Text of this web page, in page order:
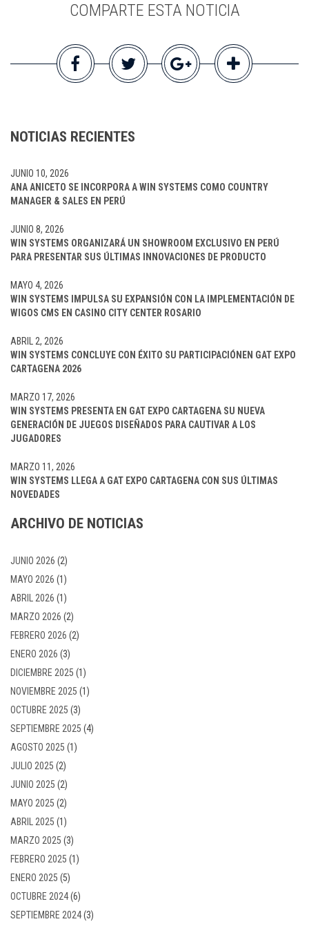
COMPARTE ESTA NOTICIA
NOTICIAS RECIENTES
ANA ANICETO SE INCORPORA A WIN SYSTEMS COMO COUNTRY
MANAGER & SALES EN PERÚ
JUNIO 10, 2026
WIN SYSTEMS ORGANIZARÁ UN SHOWROOM EXCLUSIVO EN PERÚ
PARA PRESENTAR SUS ÚLTIMAS INNOVACIONES DE PRODUCTO
JUNIO 8, 2026
WIN SYSTEMS IMPULSA SU EXPANSIÓN CON LA IMPLEMENTACIÓN DE
WIGOS CMS EN CASINO CITY CENTER ROSARIO
MAYO 4, 2026
WIN SYSTEMS CONCLUYE CON ÉXITO SU PARTICIPACIÓNEN GAT EXPO
CARTAGENA 2026
ABRIL 2, 2026
WIN SYSTEMS PRESENTA EN GAT EXPO CARTAGENA SU NUEVA
GENERACIÓN DE JUEGOS DISEÑADOS PARA CAUTIVAR A LOS
JUGADORES
MARZO 17, 2026
WIN SYSTEMS LLEGA A GAT EXPO CARTAGENA CON SUS ÚLTIMAS
NOVEDADES
MARZO 11, 2026
ARCHIVO DE NOTICIAS
JUNIO 2026 (2)
MAYO 2026 (1)
ABRIL 2026 (1)
MARZO 2026 (2)
FEBRERO 2026 (2)
ENERO 2026 (3)
DICIEMBRE 2025 (1)
NOVIEMBRE 2025 (1)
OCTUBRE 2025 (3)
SEPTIEMBRE 2025 (4)
AGOSTO 2025 (1)
JULIO 2025 (2)
JUNIO 2025 (2)
MAYO 2025 (2)
ABRIL 2025 (1)
MARZO 2025 (3)
FEBRERO 2025 (1)
ENERO 2025 (5)
OCTUBRE 2024(6)
SEPTIEMBRE 2024(3)